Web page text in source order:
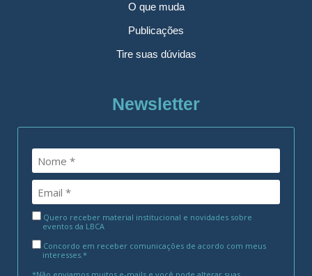
O que muda
Publicações
Tire suas dúvidas
Newsletter
Quero receber material institucional e novidades sobre
eventos da LBCA
Concordo em receber comunicações de acordo com meus
interesses.*